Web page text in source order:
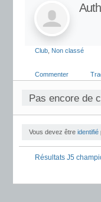
Club Non classé
Commenter
Pas encore de
Vous devez être identifié
Résultats J5